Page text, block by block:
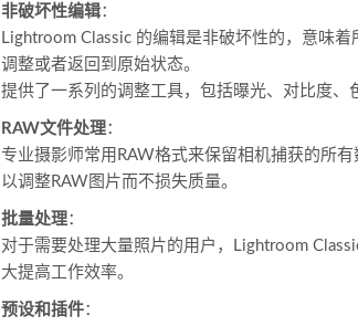
非破坏性编辑：
Lightroom Classic 的编辑是非破坏性的，意味
调整或者返回到原始状态。
提供了一系列的调整工具，包括曝光、对比度、
RAW文件处理：
专业摄影师常用RAW格式来保留相机捕获的所
以调整RAW图片而不损失质量。
批量处理：
对于需要处理大量照片的用户，Lightroom
大提高工作效率。
预设和插件：